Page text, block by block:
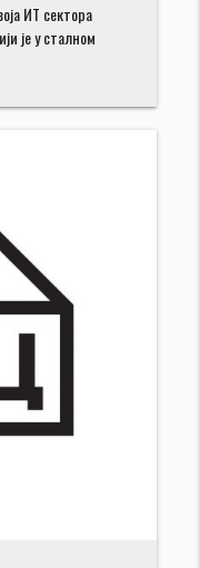
ИТ сектора
је у сталном